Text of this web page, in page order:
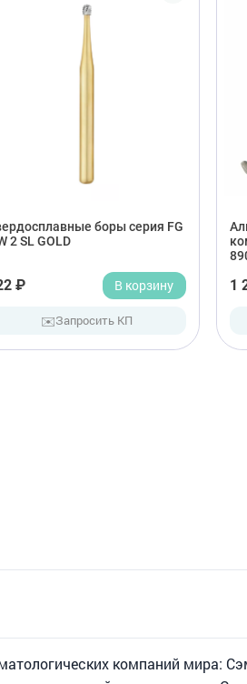
боры серия FG
2 SL GOLD
₽ В корзину
✉️Запросить КП
1
компаний мира: